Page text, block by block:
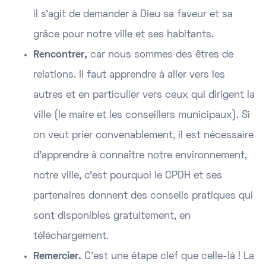
il s’agit de demander à Dieu sa faveur et sa
grâce pour notre ville et ses habitants.
Rencontrer, car nous sommes des êtres de
relations. Il faut apprendre à aller vers les
autres et en particulier vers ceux qui dirigent la
ville (le maire et les conseillers municipaux). Si
on veut prier convenablement, il est nécessaire
d’apprendre à connaître notre environnement,
notre ville, c’est pourquoi le CPDH et ses
partenaires donnent des conseils pratiques qui
sont disponibles gratuitement, en
téléchargement.
Remercier. C’est une étape clef que celle-là ! La